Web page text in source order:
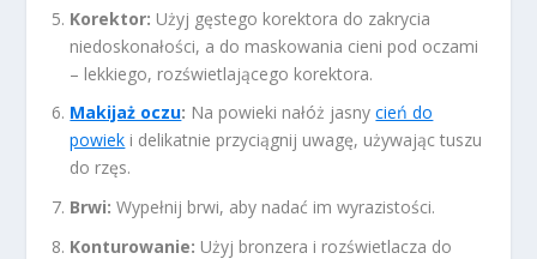
Korektor: Użyj gęstego korektora do zakrycia
niedoskonałości, a do maskowania cieni pod oczami
– lekkiego, rozświetlającego korektora.
Makijaż oczu: Na powieki nałóż jasnycień do
powiek i delikatnie przyciągnij uwagę, używając tuszu
do rzęs.
Brwi: Wypełnij brwi, aby nadać im wyrazistości.
Konturowanie: Użyj bronzera i rozświetlacza do